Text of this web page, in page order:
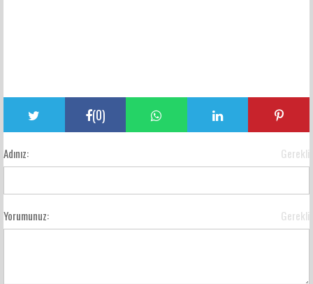
(0)
Adınız: Gerekli
Yorumunuz: Gerekli